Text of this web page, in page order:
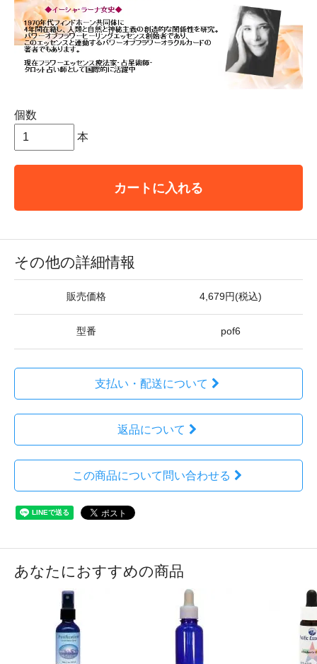
個数
本
カートに入れる
その他の詳細情報
販売価格 4,679円(税込)
型番 pof6
支払い・配送について
返品について
この商品について問い合わせる
あなたにおすすめの商品